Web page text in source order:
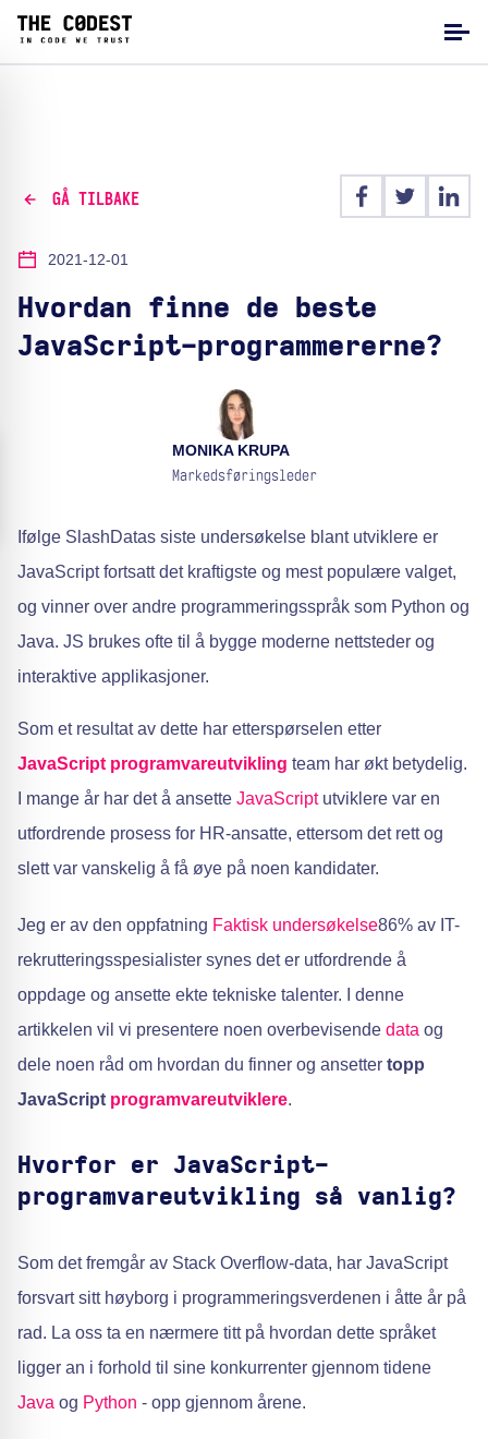
GÅ TILBAKE
2021-12-01
Hvordan finne de beste
JavaScript-programmererne?
MONIKA KRUPA
Markedsføringsleder
Ifølge SlashDatas siste undersøkelse blant utviklere er
JavaScript fortsatt det kraftigste og mest populære valget,
og vinner over andre programmeringsspråk som Python og
Java. JS brukes ofte til å bygge moderne nettsteder og
interaktive applikasjoner.
Som et resultat av dette har etterspørselen etter
JavaScript programvareutvikling team har økt betydelig.
I mange år har det å ansette JavaScriptutviklere var en
utfordrende prosess for HR-ansatte, ettersom det rett og
slett var vanskelig å få øye på noen kandidater.
Jeg er av den oppfatning Faktisk undersøkelse86% av IT-
rekrutteringsspesialister synes det er utfordrende å
oppdage og ansette ekte tekniske talenter. I denne
artikkelen vil vi presentere noen overbevisende data og
dele noen råd om hvordan du finner og ansetter topp
JavaScript programvareutviklere.
Hvorfor er JavaScript-
programvareutvikling så vanlig?
Som det fremgår av Stack Overflow-data, har JavaScript
forsvart sitt høyborg i programmeringsverdenen i åtte år på
rad. La oss ta en nærmere titt på hvordan dette språket
ligger an i forhold til sine konkurrenter gjennom tidene
Java og Python - opp gjennom årene.